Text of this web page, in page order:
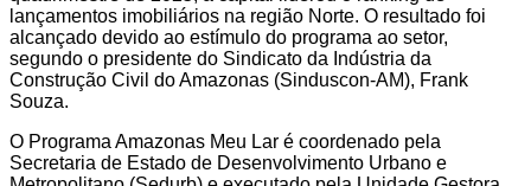
lançamentos imobiliários na região Norte. O resultado foi
alcançado devido ao estímulo do programa ao setor,
segundo o presidente do Sindicato da Indústria da
Construção Civil do Amazonas (Sinduscon-AM), Frank
Souza.
O Programa Amazonas Meu Lar é coordenado pela
Secretaria de Estado de Desenvolvimento Urbano e